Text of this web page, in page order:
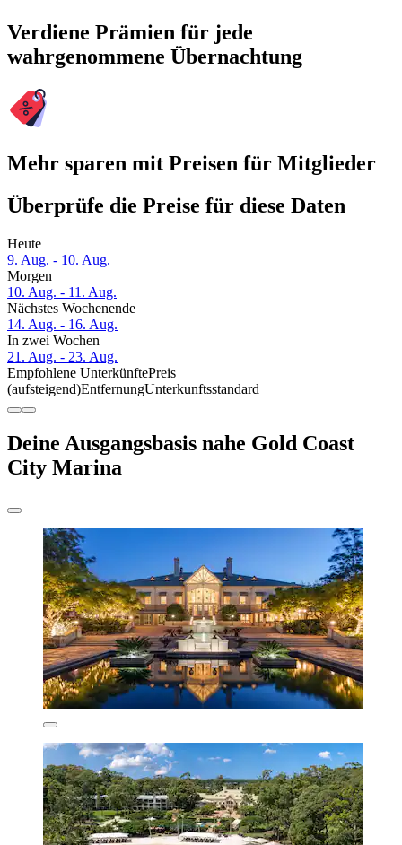
Verdiene Prämien für jede
wahrgenommene Übernachtung
Mehr sparen mit Preisen für Mitglieder
Überprüfe die Preise für diese Daten
Heute
9. Aug. - 10. Aug.
Morgen
10. Aug. - 11. Aug.
Nächstes Wochenende
14. Aug. - 16. Aug.
In zwei Wochen
21. Aug. - 23. Aug.
Empfohlene UnterkünftePreis
(aufsteigend)EntfernungUnterkunftsstandard
Deine Ausgangsbasis nahe Gold Coast
City Marina